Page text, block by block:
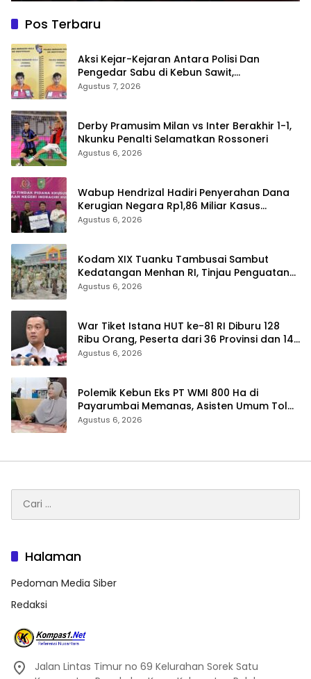
Pos Terbaru
Aksi Kejar-Kejaran Antara Polisi Dan
Pengedar Sabu di Kebun Sawit,
Satresnarkoba Polres Inhu Ringkus Dua
Agustus 7, 2026
Derby Pramusim Milan vs Inter Berakhir 1-1,
Nkunku Penalti Selamatkan Rossoneri
Agustus 6, 2026
Wabup Hendrizal Hadiri Penyerahan Dana
Kerugian Negara Rp1,86 Miliar Kasus
Korupsi BPR Indra Arta
Agustus 6, 2026
Kodam XIX Tuanku Tambusai Sambut
Kedatangan Menhan RI, Tinjau Penguatan
Yonif TP di Bengkalis dan Kampar
Agustus 6, 2026
War Tiket Istana HUT ke-81 RI Diburu 128
Ribu Orang, Peserta dari 36 Provinsi dan 14
Negara
Agustus 6, 2026
Polemik Kebun Eks PT WMI 800 Ha di
Payarumbai Memanas, Asisten Umum Tolak
Dikelola Agrinas dan Tantang Presiden
Agustus 6, 2026
untuk:
Halaman
Pedoman Media Siber
Redaksi
Jalan Lintas Timur no 69 Kelurahan Sorek Satu